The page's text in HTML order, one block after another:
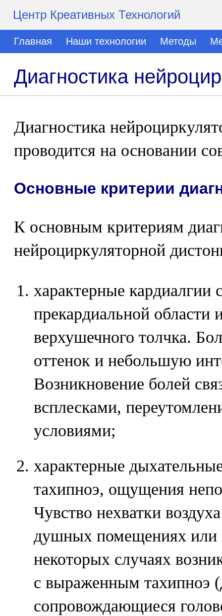
Центр Креативных Технологий
Главная Наши технологии Методы
Диагностика
Диагностика
проводится на основании
Основные критерии
К основным критериям
нейроциркуляторной
характерные кардиалгии
прекардиальной области
верхушечного толчка.
оттенок и небольшую
Возникновение болей
всплесками,
условиями;
характерные
тахипноэ, ощущения
Чувство нехватки
душных помещениях или
некоторых случаях
с выраженным тахипноэ
сопровождающиеся